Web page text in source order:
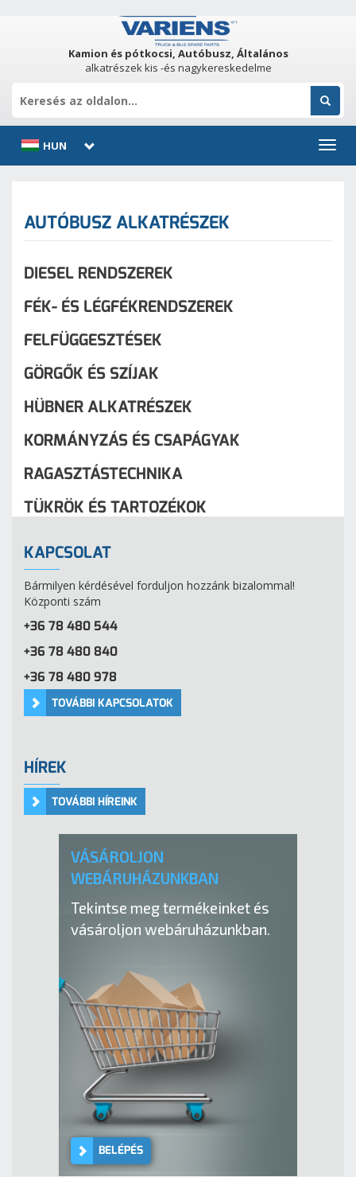
Kamion és pótkocsi, Autóbusz, Általános
alkatrészek kis -és nagykereskedelme
HUN
AUTÓBUSZ ALKATRÉSZEK
DIESEL RENDSZEREK
FÉK- ÉS LÉGFÉKRENDSZEREK
FELFÜGGESZTÉSEK
GÖRGŐK ÉS SZÍJAK
HÜBNER ALKATRÉSZEK
KORMÁNYZÁS ÉS CSAPÁGYAK
RAGASZTÁSTECHNIKA
TÜKRÖK ÉS TARTOZÉKOK
KAPCSOLAT
Bármilyen kérdésével forduljon hozzánk bizalommal!
Központi szám
+36 78 480 544
+36 78 480 840
+36 78 480 978
TOVÁBBI KAPCSOLATOK
HÍREK
TOVÁBBI HÍREINK
VÁSÁROLJON
WEBÁRUHÁZUNKBAN
Tekintse meg termékeinket és
vásároljon webáruházunkban.
BELÉPÉS